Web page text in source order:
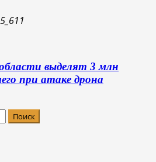
выделят 3 млн
при атаке дрона